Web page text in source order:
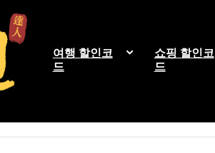
여행 할인코
드
쇼핑 할인코
드